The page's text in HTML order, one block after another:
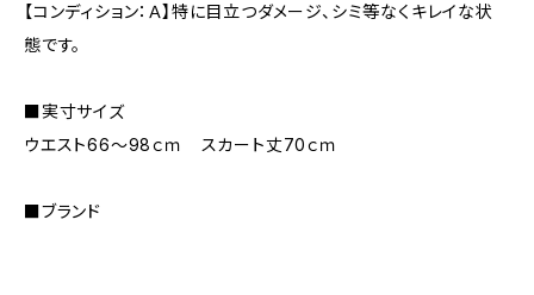
【コンディション：Ａ】特に目立つダメージ、シミ等なくキレイな状
態です。
■実寸サイズ
ウエスト66～98ｃｍ スカート丈70ｃｍ
■ブランド